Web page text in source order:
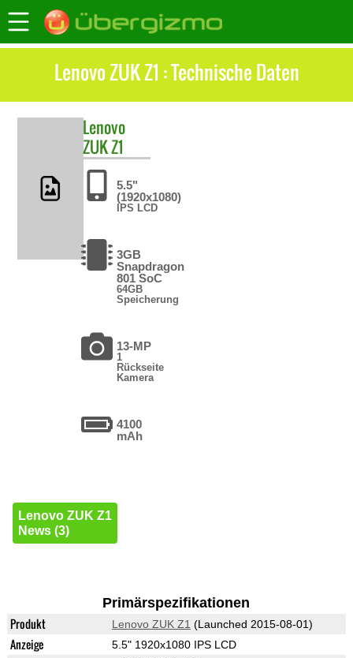
Lenovo ZUK Z1 : Technische Daten
Lenovo
ZUK Z1
5.5"
(1920x1080)
IPS LCD
3GB
Snapdragon
801 SoC
64GB
Speicherung
13-MP
1
Rückseite
Kamera
4100
mAh
Lenovo ZUK Z1
News (3)
Primärspezifikationen
Produkt Lenovo ZUK Z1 (Launched 2015-08-01)
Anzeige 5.5" 1920x1080 IPS LCD